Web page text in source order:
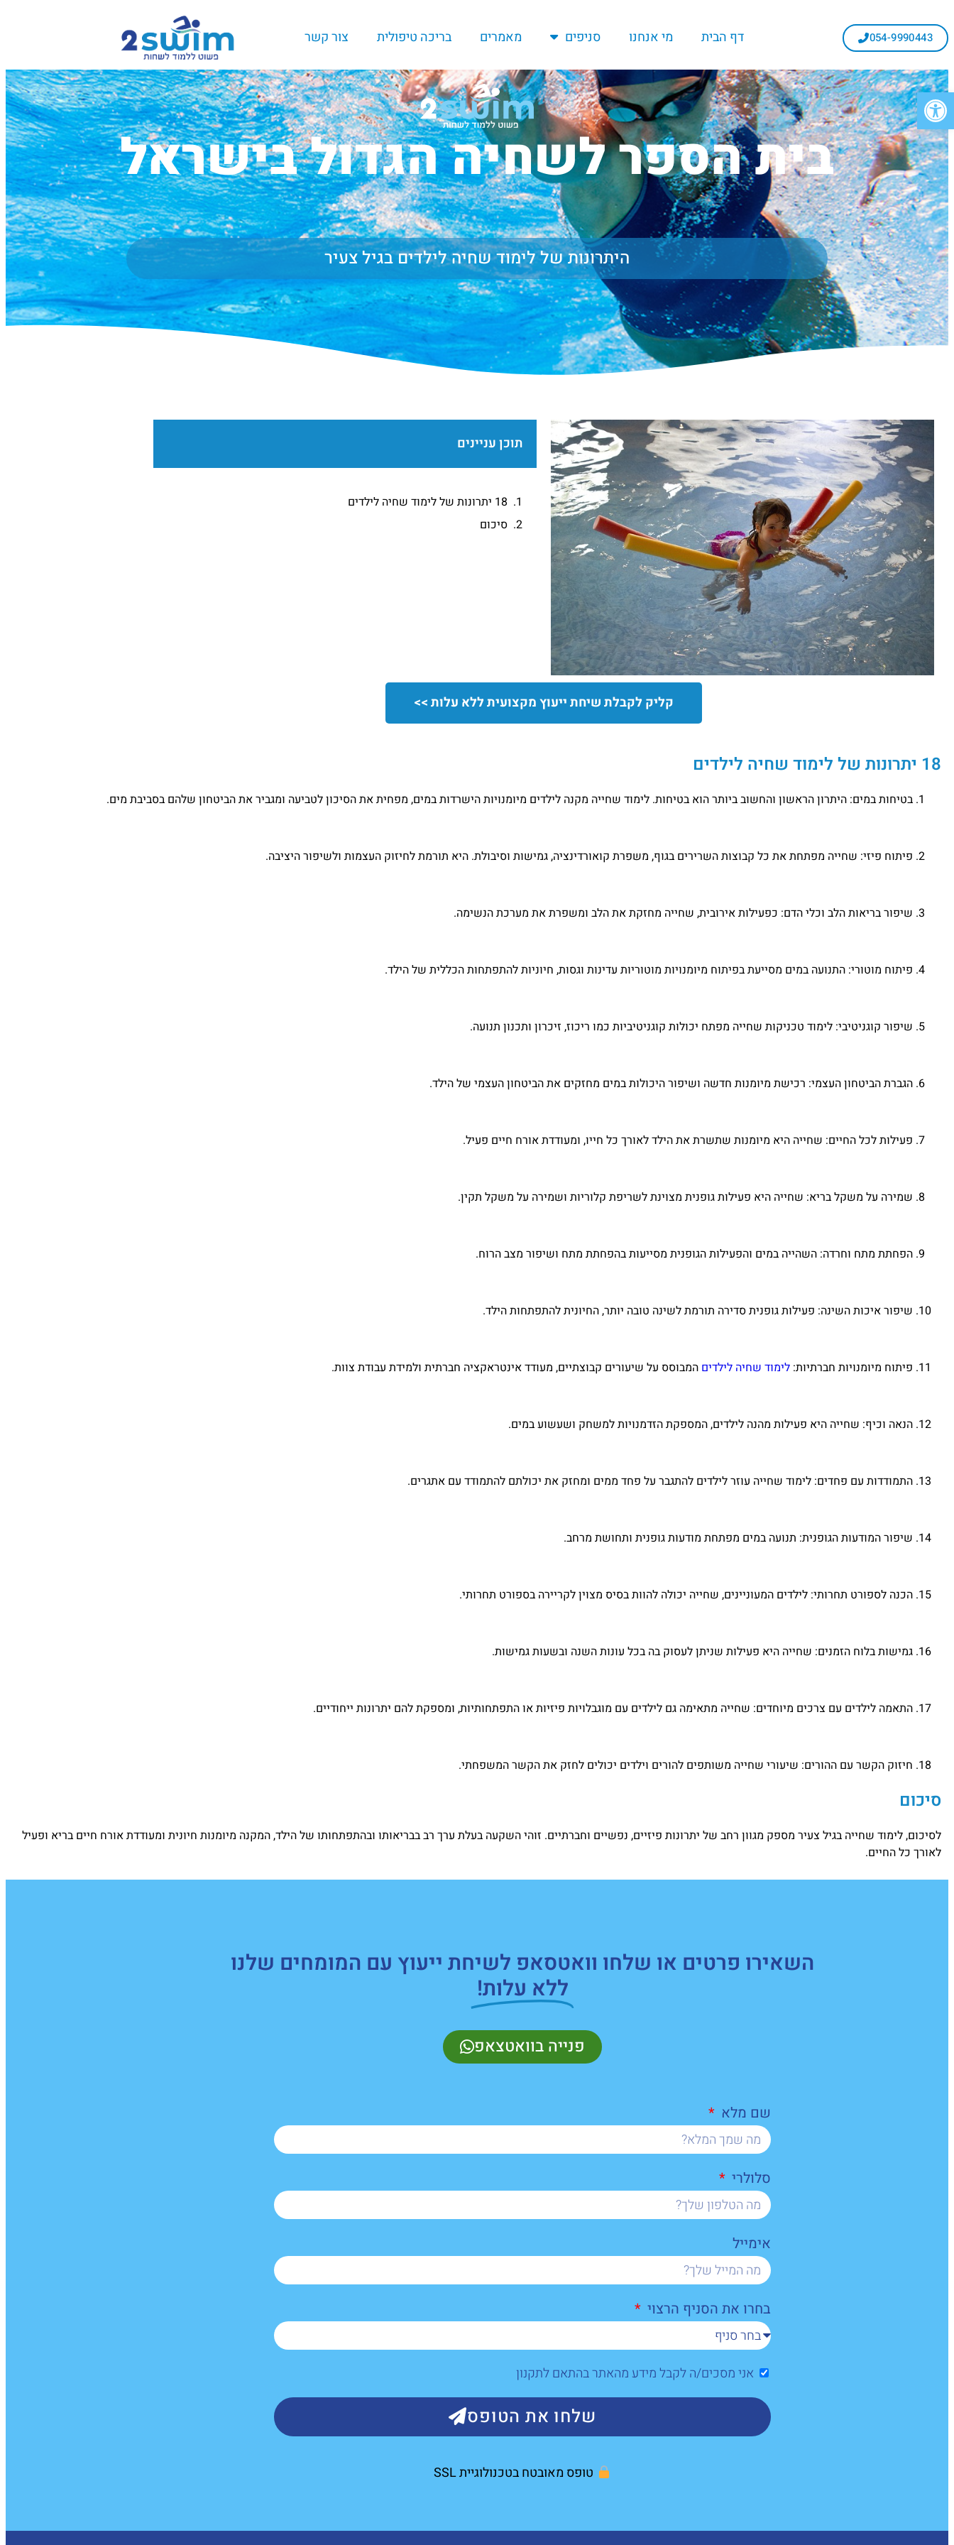
פתח סרגל נגישות
054-9990443 דף הבית מי אנחנו סניפים מאמרים בריכה טיפולית צור קשר
בית הספר לשחיה הגדול בישראל
היתרונות של לימוד שחיה לילדים בגיל צעיר
תוכן עניינים
18 יתרונות של לימוד שחיה לילדים
סיכום
קליק לקבלת שיחת ייעוץ מקצועית ללא עלות >>
18 יתרונות של לימוד שחיה לילדים
בטיחות במים: היתרון הראשון והחשוב ביותר הוא בטיחות. לימוד שחייה מקנה לילדים מיומנויות הישרדות במים, מפחית את הסיכון לטביעה ומגביר את הביטחון שלהם בסביבת מים.
פיתוח פיזי: שחייה מפתחת את כל קבוצות השרירים בגוף, משפרת קואורדינציה, גמישות וסיבולת. היא תורמת לחיזוק העצמות ולשיפור היציבה.
שיפור בריאות הלב וכלי הדם: כפעילות אירובית, שחייה מחזקת את הלב ומשפרת את מערכת הנשימה.
פיתוח מוטורי: התנועה במים מסייעת בפיתוח מיומנויות מוטוריות עדינות וגסות, חיוניות להתפתחות הכללית של הילד.
שיפור קוגניטיבי: לימוד טכניקות שחייה מפתח יכולות קוגניטיביות כמו ריכוז, זיכרון ותכנון תנועה.
הגברת הביטחון העצמי: רכישת מיומנות חדשה ושיפור היכולות במים מחזקים את הביטחון העצמי של הילד.
פעילות לכל החיים: שחייה היא מיומנות שתשרת את הילד לאורך כל חייו, ומעודדת אורח חיים פעיל.
שמירה על משקל בריא: שחייה היא פעילות גופנית מצוינת לשריפת קלוריות ושמירה על משקל תקין.
הפחתת מתח וחרדה: השהייה במים והפעילות הגופנית מסייעות בהפחתת מתח ושיפור מצב הרוח.
שיפור איכות השינה: פעילות גופנית סדירה תורמת לשינה טובה יותר, החיונית להתפתחות הילד.
פיתוח מיומנויות חברתיות: לימוד שחיה לילדים המבוסס על שיעורים קבוצתיים, מעודד אינטראקציה חברתית ולמידת עבודת צוות.
הנאה וכיף: שחייה היא פעילות מהנה לילדים, המספקת הזדמנויות למשחק ושעשוע במים.
התמודדות עם פחדים: לימוד שחייה עוזר לילדים להתגבר על פחד ממים ומחזק את יכולתם להתמודד עם אתגרים.
שיפור המודעות הגופנית: תנועה במים מפתחת מודעות גופנית ותחושת מרחב.
הכנה לספורט תחרותי: לילדים המעוניינים, שחייה יכולה להוות בסיס מצוין לקריירה בספורט תחרותי.
גמישות בלוח הזמנים: שחייה היא פעילות שניתן לעסוק בה בכל עונות השנה ובשעות גמישות.
התאמה לילדים עם צרכים מיוחדים: שחייה מתאימה גם לילדים עם מוגבלויות פיזיות או התפתחותיות, ומספקת להם יתרונות ייחודיים.
חיזוק הקשר עם ההורים: שיעורי שחייה משותפים להורים וילדים יכולים לחזק את הקשר המשפחתי.
סיכום
לסיכום, לימוד שחייה בגיל צעיר מספק מגוון רחב של יתרונות פיזיים, נפשיים וחברתיים. זוהי השקעה בעלת ערך רב בבריאותו ובהתפתחותו של הילד, המקנה מיומנות חיונית ומעודדת אורח חיים בריא ופעיל
לאורך כל החיים.
השאירו פרטים או שלחו וואטסאפ לשיחת ייעוץ עם המומחים שלנו
ללא עלות!
פנייה בוואטצאפ
שם מלא
סלולרי
אימייל
בחרו את הסניף הרצוי
אני מסכים/ה לקבל מידע מהאתר בהתאם לתקנון
שלחו את הטופס
טופס מאובטח בטכנולוגיית SSL